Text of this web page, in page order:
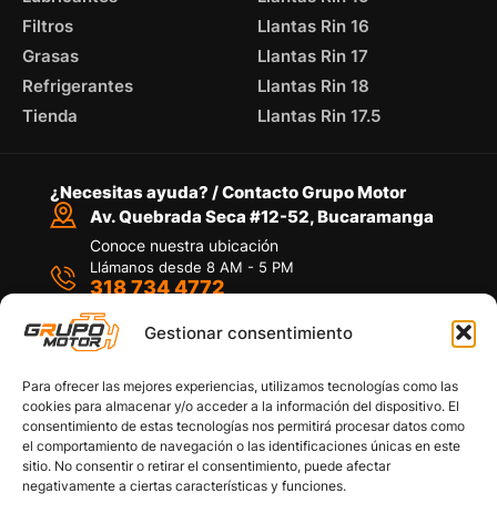
Gestionar consentimiento
Para ofrecer las mejores experiencias, utilizamos tecnologías como las
cookies para almacenar y/o acceder a la información del dispositivo. El
consentimiento de estas tecnologías nos permitirá procesar datos como
el comportamiento de navegación o las identificaciones únicas en este
sitio. No consentir o retirar el consentimiento, puede afectar
negativamente a ciertas características y funciones.
Filtros
Grasas
Refrigerantes
Tienda
Llantas Rin 16
Llantas Rin 17
Llantas Rin 18
Llantas Rin 17.5
¿Necesitas ayuda? / Contacto Grupo Motor
Av. Quebrada Seca #12-52, Bucaramanga
Conoce nuestra ubicación
Llámanos desde 8 AM - 5 PM
318 734 4772
Por medio de WhatsApp
Políticas de privacidad
Política de devoluciones y/o reembolsos